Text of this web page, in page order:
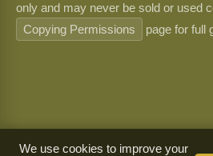
only and may never be sold or used
Copying Permissions
page for full
We use cookies to improve your